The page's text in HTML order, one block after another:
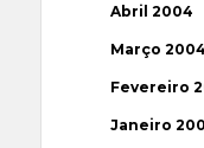
Abril 2004
Março 2004
Fevereiro
Janeiro